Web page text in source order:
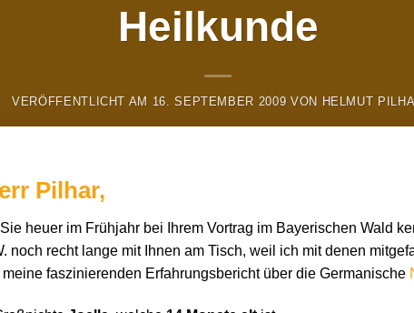
Heilkunde
VERÖFFENTLICHT AM 16. SEPTEMBER 2009 VON HELMUT
Pilhar,
heuer im Frühjahr bei Ihrem Vortrag im Bayerischen Wald
noch recht lange mit Ihnen am Tisch, weil ich mit denen
faszinierenden Erfahrungsbericht über die Germanische